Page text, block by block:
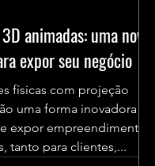
animadas: uma nova
expor seu negócio
físicas com projeção
uma forma inovadora e
expor empreendimentos
tanto para clientes,...